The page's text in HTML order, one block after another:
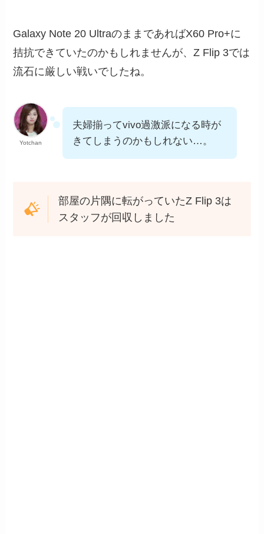
Galaxy Note 20 UltraのままであればX60 Pro+に
拮抗できていたのかもしれませんが、Z Flip 3では
流石に厳しい戦いでしたね。
Yotchan
夫婦揃ってvivo過激派になる時が
きてしまうのかもしれない…。
部屋の片隅に転がっていたZ Flip 3は
スタッフが回収しました